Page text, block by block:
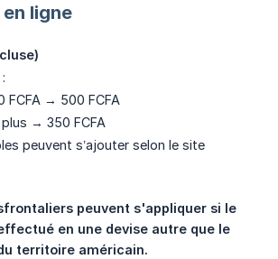
ligne
FCFA → 500 FCFA
→ 350 FCFA
peuvent s’ajouter selon le site
peuvent s'appliquer si le
en une devise autre que le
territoire américain.